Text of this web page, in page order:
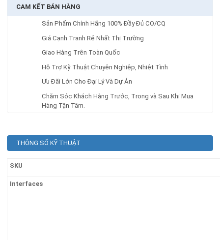
CAM KẾT BÁN HÀNG
Sản Phẩm Chính Hãng 100% Đầy Đủ CO/CQ
Giá Cạnh Tranh Rẻ Nhất Thị Trường
Giao Hàng Trên Toàn Quốc
Hỗ Trợ Kỹ Thuật Chuyên Nghiệp, Nhiệt Tình
Ưu Đãi Lớn Cho Đại Lý Và Dự Án
Chăm Sóc Khách Hàng Trước, Trong và Sau Khi Mua
Hàng Tận Tâm.
THÔNG SỐ KỸ THUẬT
SKU
Interfaces